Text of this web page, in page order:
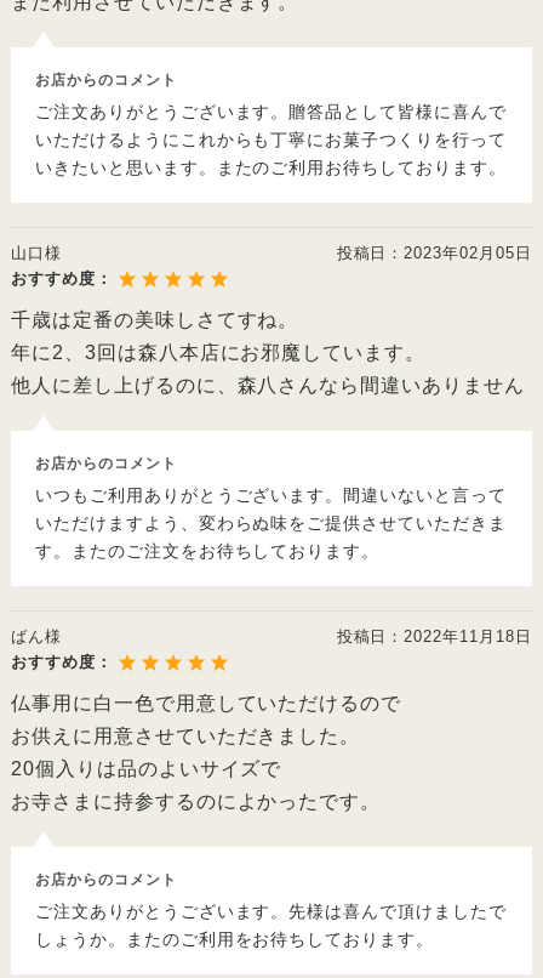
お店からのコメント
ご注文ありがとうございます。贈答品として皆様に喜んで
いただけるようにこれからも丁寧にお菓子つくりを行って
いきたいと思います。またのご利用お待ちしております。
山口様 投稿日：2023年02月05日
おすすめ度：
千歳は定番の美味しさてすね。
年に2、3回は森八本店にお邪魔しています。
他人に差し上げるのに、森八さんなら間違いありません
お店からのコメント
いつもご利用ありがとうございます。間違いないと言って
いただけますよう、変わらぬ味をご提供させていただきま
す。またのご注文をお待ちしております。
ばん様 投稿日：2022年11月18日
おすすめ度：
仏事用に白一色で用意していただけるので
お供えに用意させていただきました。
20個入りは品のよいサイズで
お寺さまに持参するのによかったです。
お店からのコメント
ご注文ありがとうございます。先様は喜んで頂けましたで
しょうか。またのご利用をお待ちしております。